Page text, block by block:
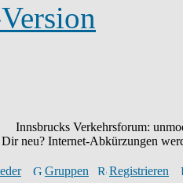
Innsbrucks Verkehrsforum:
neu? Internet-Abkürzungen
Gruppen
Registrieren